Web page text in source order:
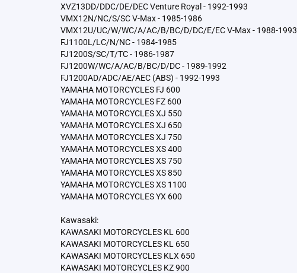
XVZ13DD/DDC/DE/DEC Venture Royal - 1992-1993
VMX12N/NC/S/SC V-Max - 1985-1986
VMX12U/UC/W/WC/A/AC/B/BC/D/DC/E/EC V-Max - 1988-1993
FJ1100L/LC/N/NC - 1984-1985
FJ1200S/SC/T/TC - 1986-1987
FJ1200W/WC/A/AC/B/BC/D/DC - 1989-1992
FJ1200AD/ADC/AE/AEC (ABS) - 1992-1993
YAMAHA MOTORCYCLES FJ 600
YAMAHA MOTORCYCLES FZ 600
YAMAHA MOTORCYCLES XJ 550
YAMAHA MOTORCYCLES XJ 650
YAMAHA MOTORCYCLES XJ 750
YAMAHA MOTORCYCLES XS 400
YAMAHA MOTORCYCLES XS 750
YAMAHA MOTORCYCLES XS 850
YAMAHA MOTORCYCLES XS 1100
YAMAHA MOTORCYCLES YX 600
Kawasaki:
KAWASAKI MOTORCYCLES KL 600
KAWASAKI MOTORCYCLES KL 650
KAWASAKI MOTORCYCLES KLX 650
KAWASAKI MOTORCYCLES KZ 900